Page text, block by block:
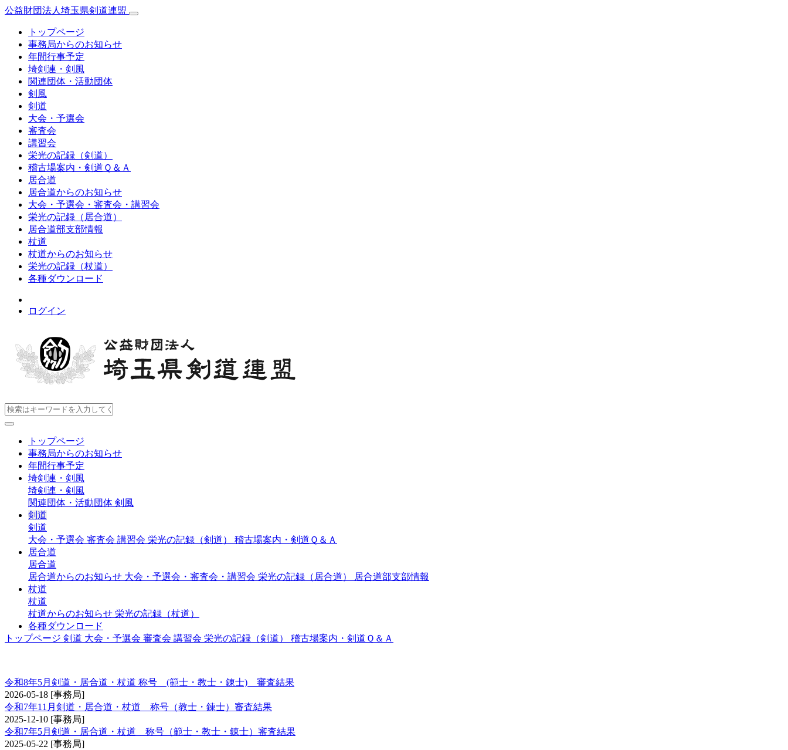
公益財団法人埼玉県剣道連盟
トップページ
事務局からのお知らせ
年間行事予定
埼剣連・剣風
関連団体・活動団体
剣風
剣道
大会・予選会
審査会
講習会
栄光の記録（剣道）
稽古場案内・剣道Ｑ＆Ａ
居合道
居合道からのお知らせ
大会・予選会・審査会・講習会
栄光の記録（居合道）
居合道部支部情報
杖道
杖道からのお知らせ
栄光の記録（杖道）
各種ダウンロード
ログイン
トップページ
事務局からのお知らせ
年間行事予定
埼剣連・剣風
埼剣連・剣風
関連団体・活動団体 剣風
剣道
剣道
大会・予選会 審査会 講習会 栄光の記録（剣道） 稽古場案内・剣道Ｑ＆Ａ
居合道
居合道
居合道からのお知らせ 大会・予選会・審査会・講習会 栄光の記録（居合道）
居合道部支部情報
杖道
杖道
杖道からのお知らせ 栄光の記録（杖道）
各種ダウンロード
トップページ 剣道 大会・予選会 審査会 講習会 栄光の記録（剣道） 稽古場案内・剣道Ｑ＆Ａ
令和8年5月剣道・居合道・杖道 称号 (範士・教士・錬士) 審査結果
2026-05-18 [事務局]
令和7年11月剣道・居合道・杖道 称号（教士・錬士）審査結果
2025-12-10 [事務局]
令和7年5月剣道・居合道・杖道 称号（範士・教士・錬士）審査結果
2025-05-22 [事務局]